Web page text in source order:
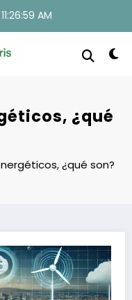
11:27:00 AM
¿qué
¿qué son?